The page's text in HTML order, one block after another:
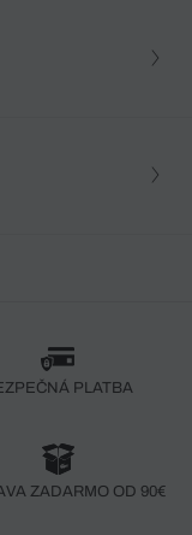
PLATBA
ZADARMO OD 90€